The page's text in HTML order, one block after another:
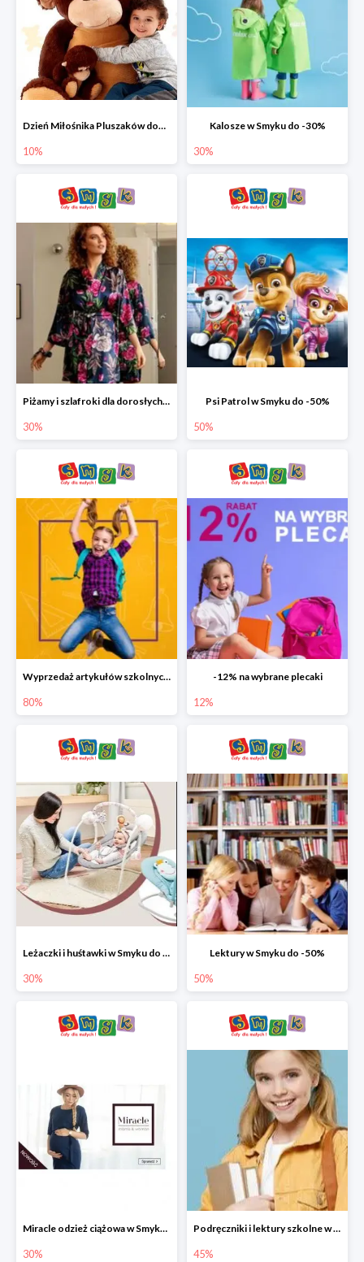
Dzień Miłośnika Pluszaków dodatkowy rabat -10%
10%
Kalosze w Smyku do -30%
30%
Piżamy i szlafroki dla dorosłych w Smyku do -30%
30%
Psi Patrol w Smyku do -50%
50%
Wyprzedaż artykułów szkolnych w Smyku do -80%
80%
-12% na wybrane plecaki
12%
Leżaczki i huśtawki w Smyku do -30%
30%
Lektury w Smyku do -50%
50%
Miracle odzież ciążowa w Smyku co -30%
30%
Podręczniki i lektury szkolne w Smyku do -45%
45%